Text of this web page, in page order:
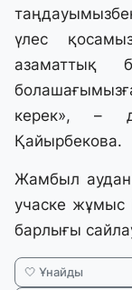
үлес
азаматтық
керек», –
Қайырбекова.
Жамбыл
учаске жұмыс
барлығы
🤍 Ұнайды